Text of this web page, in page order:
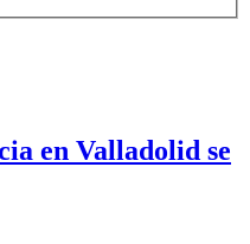
en Valladolid se